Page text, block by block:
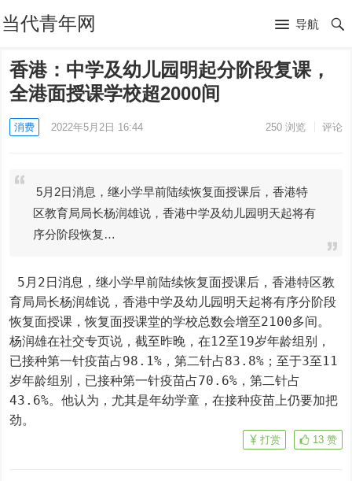
当代青年网 导航
香港：中学及幼儿园明起分阶段复课，
全港面授课学校超2000间
消费 2022年5月2日 16:44 250浏览 评论
5月2日消息，继小学早前陆续恢复面授课后，香港特
区教育局局长杨润雄说，香港中学及幼儿园明天起将有
序分阶段恢复…
5月2日消息，继小学早前陆续恢复面授课后，香港特区教
育局局长杨润雄说，香港中学及幼儿园明天起将有序分阶段
恢复面授课，恢复面授课堂的学校总数会增至2100多间。
杨润雄在社交专页说，截至昨晚，在12至19岁年龄组别，
已接种第一针疫苗占98.1%，第二针占83.8%；至于3至11
岁年龄组别，已接种第一针疫苗占70.6%，第二针占
43.6%。他认为，尤其是年幼学童，在接种疫苗上仍要加把
劲。
13 赞
打赏